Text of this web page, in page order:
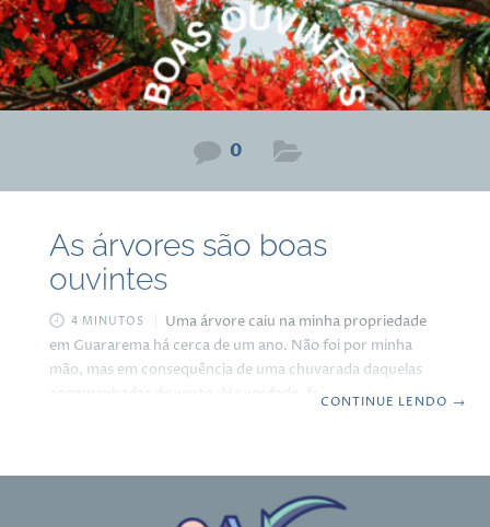
0
As árvores são boas
ouvintes
4 MINUTOS
Uma árvore caiu na minha propriedade
em Guararema há cerca de um ano. Não foi por minha
mão, mas em consequência de uma chuvarada daquelas
acompanhadas de vento. Na verdade, foi também obra do
de arrumar outras maneiras de seguir com aquela árvore.
CONTINUE LENDO →